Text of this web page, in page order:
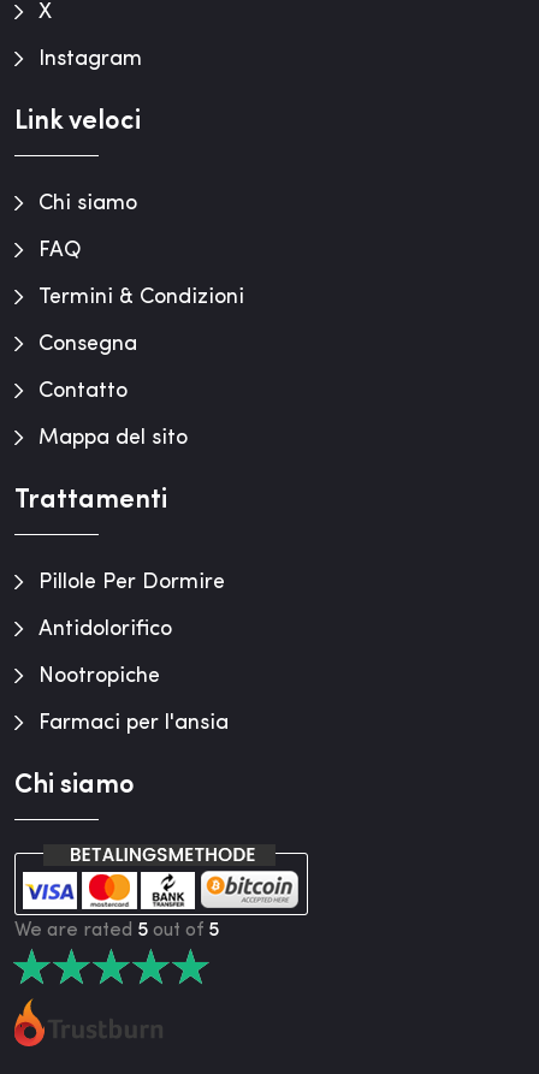
X
Instagram
Link veloci
Chi siamo
FAQ
Termini & Condizioni
Consegna
Contatto
Mappa del sito
Trattamenti
Pillole Per Dormire
Antidolorifico
Nootropiche
Farmaci per l'ansia
Chi siamo
We are rated 5 out of 5
★
★★
★★
★★
★★
★